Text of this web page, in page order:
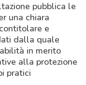
pubblica le
una chiara
e
dalla quale
in merito
alla protezione
pratici